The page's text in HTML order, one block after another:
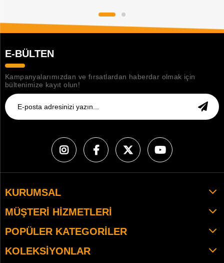
E-BÜLTEN
Kampanyalarımızdan ve fırsatlardan haberdar olmak için
bültenimize kayıt olun!
KURUMSAL
MÜŞTERI HIZMETLERI
POPÜLER KATEGORILER
KOLEKSIYONLAR